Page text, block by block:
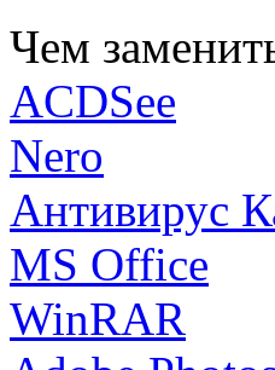
Чем
ACDSee
Nero
Антивирус
MS Office
WinRAR